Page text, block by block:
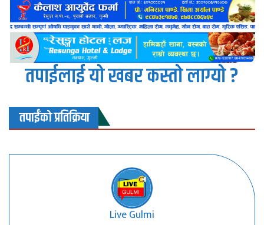
तपाईलाई यो खबर कस्तो लाग्यो ?
तपाईंको प्रतिक्रिया
Live Gulmi